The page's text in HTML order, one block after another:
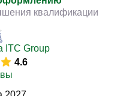
квалификации
ITC Group
4.6